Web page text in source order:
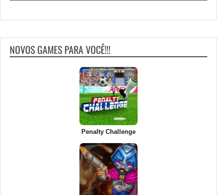
NOVOS GAMES PARA VOCÊ!!!
Penalty Challenge